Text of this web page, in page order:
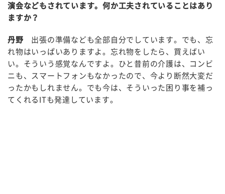
演会などもされています。何か工夫されていることはあり
ますか？
丹野 出張の準備なども全部自分でしています。でも、忘
れ物はいっぱいありますよ。忘れ物をしたら、買えばい
い。そういう感覚なんですよ。ひと昔前の介護は、コンビ
ニも、スマートフォンもなかったので、今より断然大変だ
ったかもしれません。でも今は、そういった困り事を補っ
てくれるITも発達しています。